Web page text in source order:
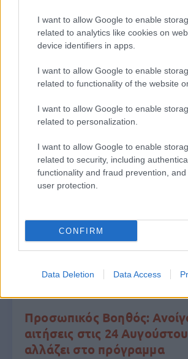
I want to allow Google to enable
related to analytics like cookies on
device identifiers in apps.
I want to allow Google to enable
related to functionality of the website
I want to allow Google to enable
related to personalization.
I want to allow Google to enable
related to security, including
functionality and fraud prevention,
user protection.
CONFIRM
Data Deletion Data Access
Μάθε πρώτος όλες τις
ειδήσεις.
Βάλε το proson.gr στα
αναζήτησης της Google
Δημοφιλείς
ευρώ - Πώς θα τα πάρετε
Προσωπικός Βοηθός:
αιτήσεις στις 24
αλλάζει στο πρόγραμμα